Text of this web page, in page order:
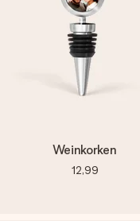
Weinkorken
12,99